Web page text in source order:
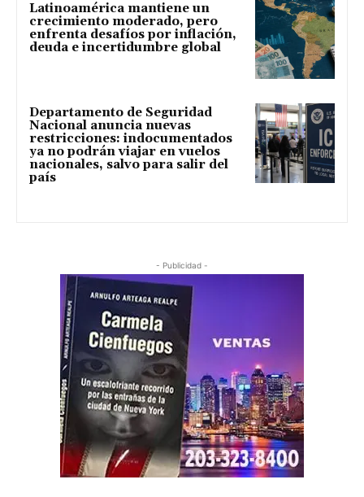
Latinoamérica mantiene un
crecimiento moderado, pero
enfrenta desafíos por inflación,
deuda e incertidumbre global
Departamento de Seguridad
Nacional anuncia nuevas
restricciones: indocumentados
ya no podrán viajar en vuelos
nacionales, salvo para salir del
país
- Publicidad -